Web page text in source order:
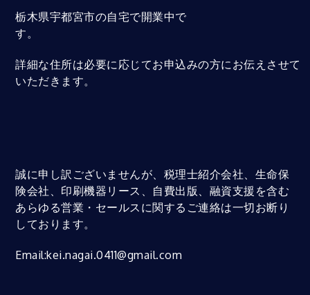
栃木県宇都宮市の自宅で開業中で
す。
詳細な住所は必要に応じてお申込みの方にお伝えさせて
いただきます。
誠に申し訳ございませんが、税理士紹介会社、生命保
険会社、印刷機器リース、自費出版、融資支援を含む
あらゆる営業・セールスに関するご連絡は一切お断り
しております。
Email:kei.nagai.0411@gmail.com